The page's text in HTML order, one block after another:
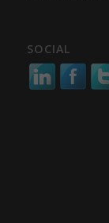
SOCIAL